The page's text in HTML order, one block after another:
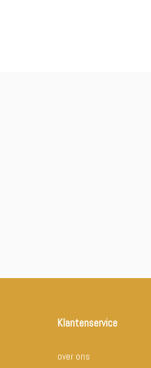
Klantenservice
over ons